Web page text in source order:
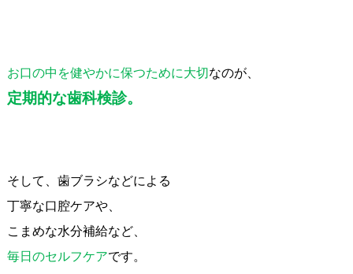
お口の中を健やかに保つために大切なのが、
定期的な歯科検診。
そして、歯ブラシなどによる
丁寧な口腔ケアや、
こまめな水分補給など、
毎日のセルフケアです。